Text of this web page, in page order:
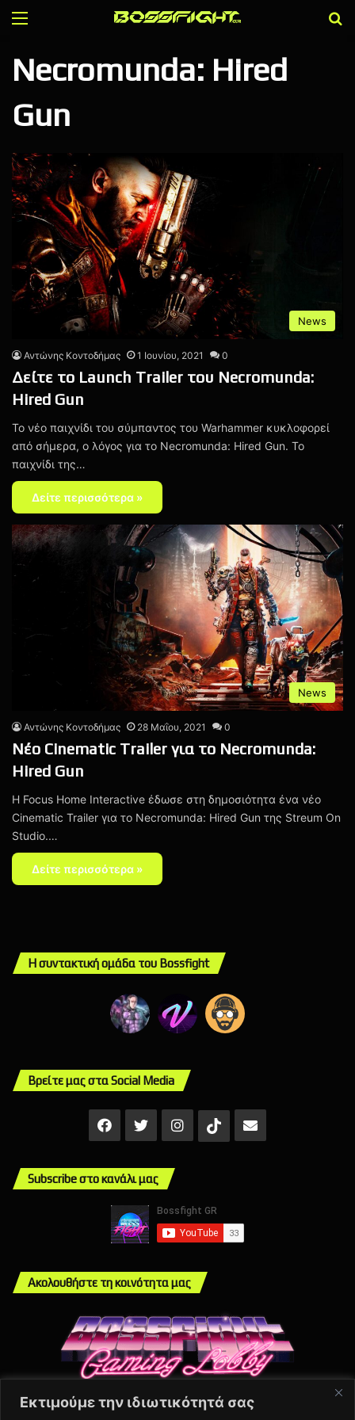
Εκτιμούμε την ιδιωτικότητά σας
Menu
Necromunda: Hired
Gun
News
Αντώνης Κοντοδήμας 1 Ιουνίου, 2021 0
Δείτε το Launch Trailer του Necromunda:
Hired Gun
Το νέο παιχνίδι του σύμπαντος του Warhammer κυκλοφορεί
από σήμερα, ο λόγος για το Necromunda: Hired Gun. Το
παιχνίδι της…
Δείτε περισσότερα »
News
Αντώνης Κοντοδήμας 28 Μαΐου, 2021 0
Νέο Cinematic Trailer για το Necromunda:
Hired Gun
H Focus Home Interactive έδωσε στη δημοσιότητα ένα νέο
Cinematic Trailer για το Necromunda: Hired Gun της Streum On
Studio.…
Δείτε περισσότερα »
Η συντακτική ομάδα του Bossfight
Βρείτε μας στα Social Media
Facebook
X InstagramTikTokMail
Subscribe στο κανάλι μας
Ακολουθήστε τη κοινότητα μας